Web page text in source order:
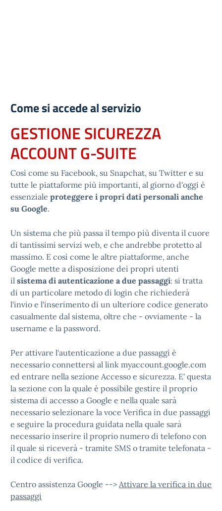
Come si accede al servizio
GESTIONE SICUREZZA
ACCOUNT G-SUITE
Così come su Facebook, su Snapchat, su Twitter e su
tutte le piattaforme più importanti, al giorno d'oggi è
essenziale proteggere i propri dati personali anche
su Google.
Un sistema che più passa il tempo più diventa il cuore
di tantissimi servizi web, e che andrebbe protetto al
massimo. E così come le altre piattaforme, anche
Google mette a disposizione dei propri utenti
il sistema di autenticazione a due passaggi: si tratta
di un particolare metodo di login che richiederà
l'invio e l'inserimento di un ulteriore codice generato
casualmente dal sistema, oltre che - ovviamente - la
username e la password.
Per attivare l'autenticazione a due passaggi è
necessario connettersi al link myaccount.google.com
ed entrare nella sezione Accesso e sicurezza. E' questa
la sezione con la quale è possibile gestire il proprio
sistema di accesso a Google e nella quale sarà
necessario selezionare la voce Verifica in due passaggi
e seguire la procedura guidata nella quale sarà
necessario inserire il proprio numero di telefono con
il quale si riceverà - tramite SMS o tramite telefonata -
il codice di verifica.
Centro assistenza Google --> Attivare la verifica in due
passaggi